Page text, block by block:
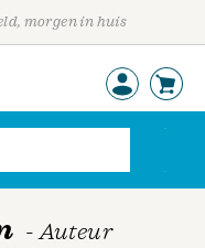
morgen in huis
- Auteur